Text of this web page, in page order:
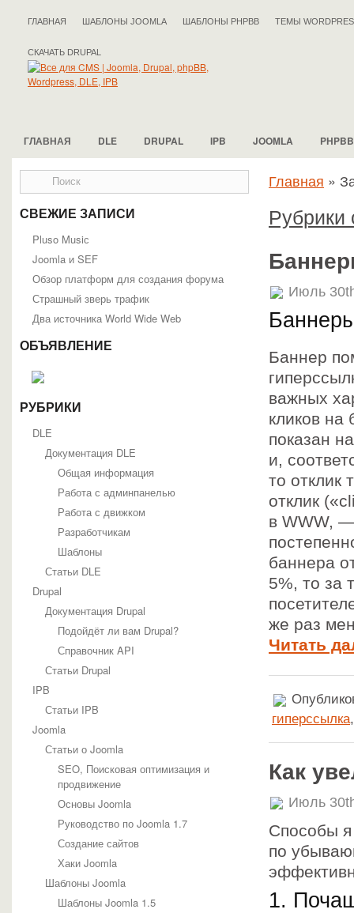
ГЛАВНАЯ ШАБЛОНЫ JOOMLA ШАБЛОНЫ PHPBB ТЕМЫ
СКАЧАТЬ DRUPAL
ГЛАВНАЯ DLE DRUPAL IPB JOOMLA PHPBB
СВЕЖИЕ ЗАПИСИ
Pluso Musiс
Joomla и SEF
Обзор платформ для создания форума
Страшный зверь трафик
Два источника World Wide Web
ОБЪЯВЛЕНИЕ
РУБРИКИ
DLE
Документация DLE
Общая информация
Работа с админпанелью
Работа с движком
Разработчикам
Шаблоны
Статьи DLE
Drupal
Документация Drupal
Подойдёт ли вам Drupal?
Справочник API
Статьи Drupal
IPB
Статьи IPB
Joomla
Статьи о Joomla
SEO, Поисковая оптимизация и
продвижение
Основы Joomla
Руководство по Joomla 1.7
Создание сайтов
Хаки Joomla
Шаблоны Joomla
Шаблоны Joomla 1.5
Главная »
Рубрики
Июль
Баннер
важных
кликов на
показан
и,
то отклик
отклик
в WWW,
баннера
5%, то за
же раз
Читать
гиперссылка
Как
Июль
Способы я
по
1.